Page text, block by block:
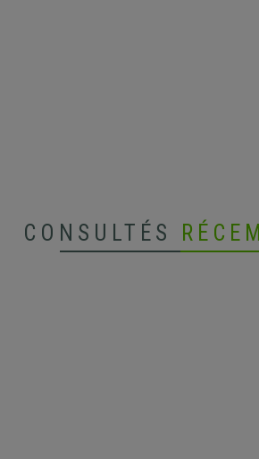
CONSULTÉS